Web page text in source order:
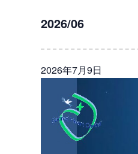
2026/06
2026年7月9日